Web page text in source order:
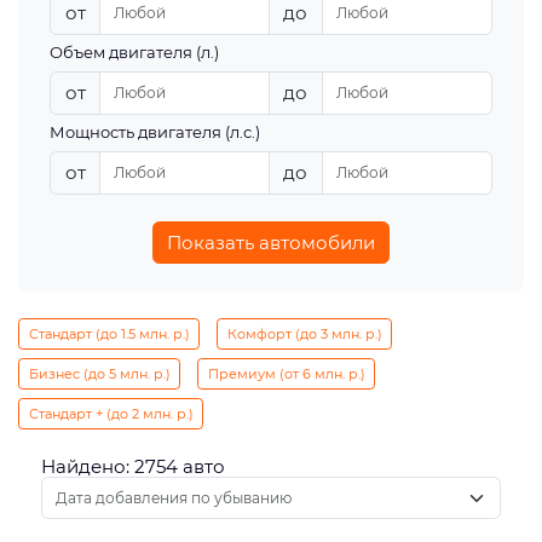
от до
Объем двигателя (л.)
от до
Мощность двигателя (л.с.)
от до
Показать автомобили
Стандарт (до 1.5 млн. р.) Комфорт (до 3 млн. р.)
Бизнес (до 5 млн. р.) Премиум (от 6 млн. р.)
Стандарт + (до 2 млн. р.)
Найдено: 2754 авто